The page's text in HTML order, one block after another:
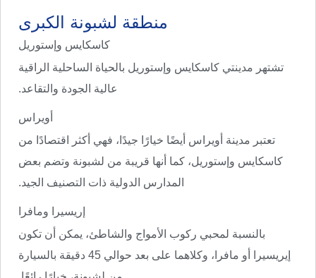
منطقة لشبونة الكبرى
كاسكايس وإستوريل
تشتهر مدينتي كاسكايس وإستوريل بالحياة الساحلية الراقية
عالية الجودة والتقاعد.
أويراس
تعتبر مدينة أويراس أيضًا خيارًا جيدًا، فهي أكثر اقتصادًا من
كاسكايس وإستوريل، كما أنها قريبة من لشبونة وتضم بعض
المدارس الدولية ذات التصنيف الجيد.
إريسيرا ومافرا
بالنسبة لمحبي ركوب الأمواج والشاطئ، يمكن أن تكون
إيريسيرا أو مافرا، وكلاهما على بعد حوالي 45 دقيقة بالسيارة